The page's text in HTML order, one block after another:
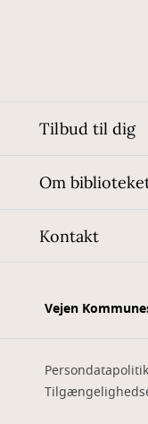
Tilbud til dig
Om
Kontakt
Vejen